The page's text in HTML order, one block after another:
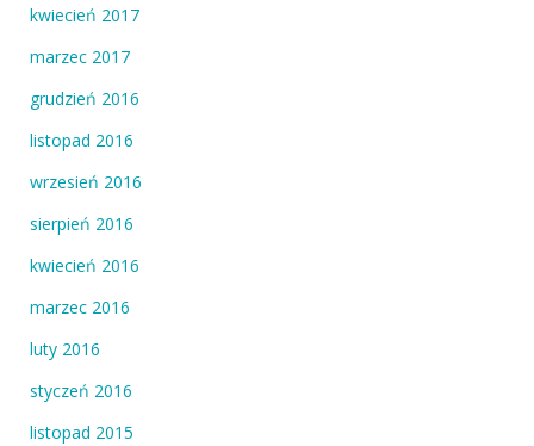
kwiecień 2017
marzec 2017
grudzień 2016
listopad 2016
wrzesień 2016
sierpień 2016
kwiecień 2016
marzec 2016
luty 2016
styczeń 2016
listopad 2015